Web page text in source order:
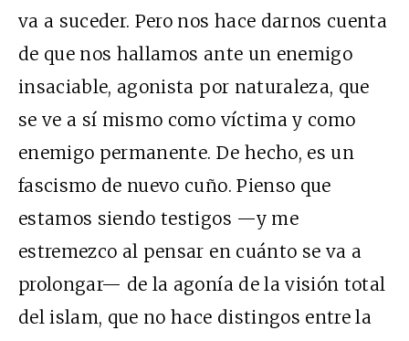
va a suceder. Pero nos hace darnos cuenta
de que nos hallamos ante un enemigo
insaciable, agonista por naturaleza, que
se ve a sí mismo como víctima y como
enemigo permanente. De hecho, es un
fascismo de nuevo cuño. Pienso que
estamos siendo testigos —y me
estremezco al pensar en cuánto se va a
prolongar— de la agonía de la visión total
del islam, que no hace distingos entre la